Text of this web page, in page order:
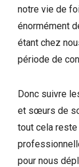
notre vie de
énormément
étant chez
période de
Donc suivre
et sœurs de
tout cela
pour nous